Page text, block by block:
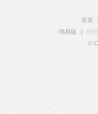
首頁
簡易版
觸
©